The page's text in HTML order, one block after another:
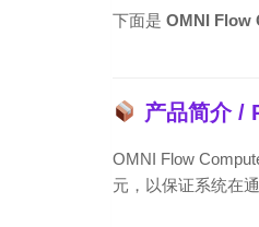
下面是 OMNI Flow
产品简介 /
OMNI Flow
元，以保证系统在